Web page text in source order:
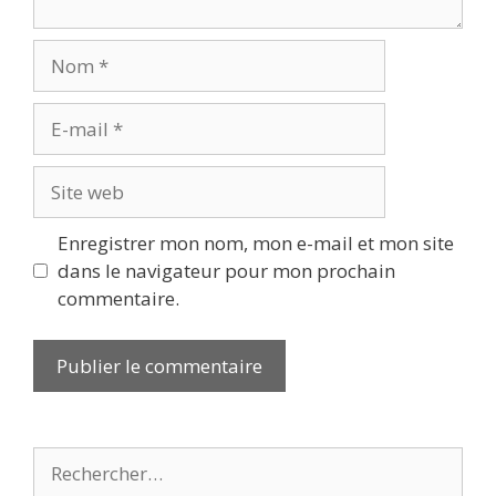
mail
web
Enregistrer mon nom, mon e-mail et mon site
dans le navigateur pour mon prochain
commentaire.